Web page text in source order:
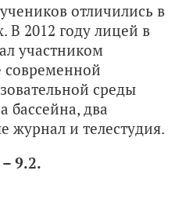
отличились в
2012 году лицей в
участником
среды
бассейна, два
журнал и телестудия.
9.2.